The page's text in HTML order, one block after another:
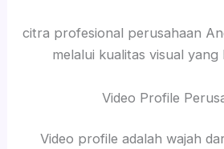
citra profesional perusahaan
melalui kualitas visual yang
Video Profile
Video profile adalah wajah